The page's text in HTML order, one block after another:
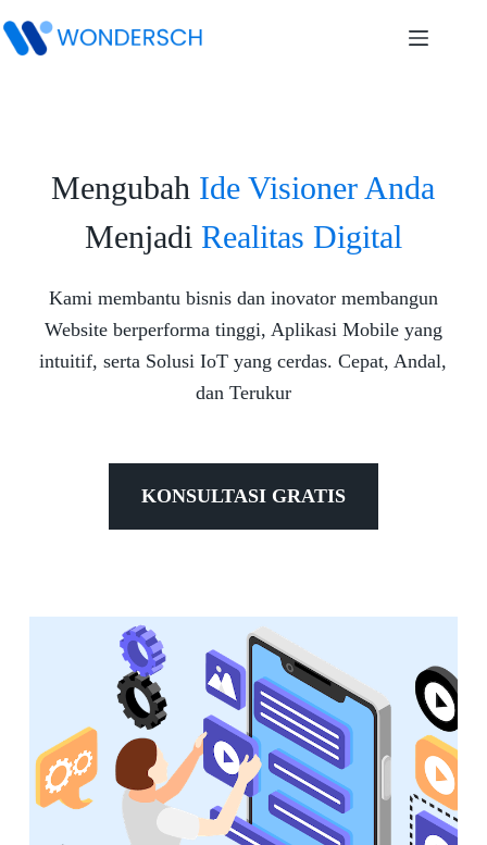
Mengubah Ide Visioner Anda
Menjadi Realitas Digital
Kami membantu bisnis dan inovator membangun
Website berperforma tinggi, Aplikasi Mobile yang
intuitif, serta Solusi IoT yang cerdas. Cepat, Andal,
dan Terukur
KONSULTASI GRATIS